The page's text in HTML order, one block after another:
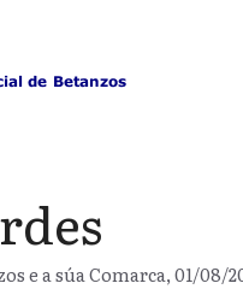
e a súa Comarca, 01/08/